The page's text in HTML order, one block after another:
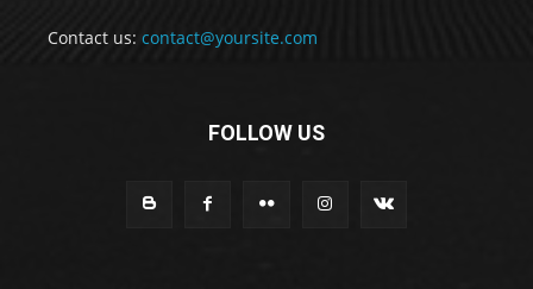
Contact us: contact@yoursite.com
FOLLOW US